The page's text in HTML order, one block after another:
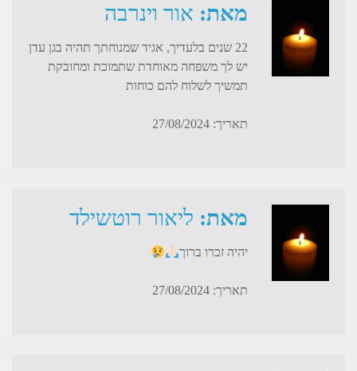
מאת: אור וינרבה
22 שנים בלעדיך, אגיד שמנוחתך תהיה בגן עדן
יש לך משפחה מאוחדת שתמוכת ומחובקת
תמשיך לשלוח להם כוחות
תאריך: 27/08/2024
מאת: ליאור רוטשילד
יהיה זכרו ברוך
תאריך: 27/08/2024